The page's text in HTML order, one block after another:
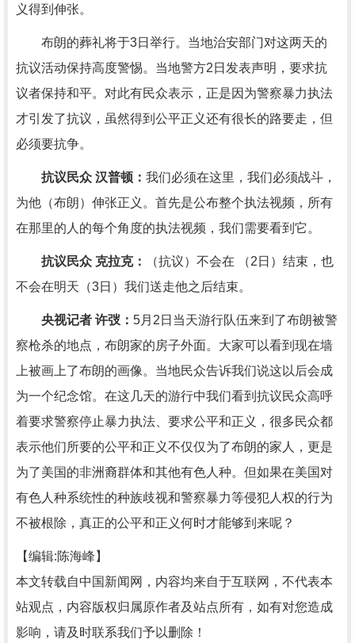
义得到伸张。
布朗的葬礼将于3日举行。当地治安部门对这两天的
抗议活动保持高度警惕。当地警方2日发表声明，要求抗
议者保持和平。对此有民众表示，正是因为警察暴力执法
才引发了抗议，虽然得到公平正义还有很长的路要走，但
必须要抗争。
抗议民众 汉普顿： 我们必须在这里，我们必须战斗，
为他（布朗）伸张正义。首先是公布整个执法视频，所有
在那里的人的每个角度的执法视频，我们需要看到它。
抗议民众 克拉克：
（抗议）不会在 （2日）结束，也
不会在明天（3日）我们送走他之后结束。
央视记者 许弢： 5月2日当天游行队伍来到了布朗被警
察枪杀的地点，布朗家的房子外面。大家可以看到现在墙
上被画上了布朗的画像。当地民众告诉我们说这以后会成
为一个纪念馆。在这几天的游行中我们看到抗议民众高呼
着要求警察停止暴力执法、要求公平和正义，很多民众都
表示他们所要的公平和正义不仅仅为了布朗的家人，更是
为了美国的非洲裔群体和其他有色人种。但如果在美国对
有色人种系统性的种族歧视和警察暴力等侵犯人权的行为
不被根除，真正的公平和正义何时才能够到来呢？
【编辑:陈海峰】
本文转载自中国新闻网，内容均来自于互联网，不代表本
站观点，内容版权归属原作者及站点所有，如有对您造成
影响，请及时联系我们予以删除！